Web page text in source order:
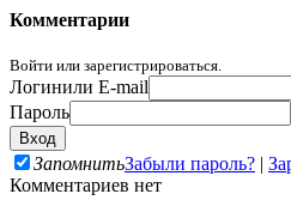
Комментарии
Войти или зарегистрироваться.
Логинили E-mail
Пароль
ЗапомнитьЗабыли пароль? |
Комментариев нет